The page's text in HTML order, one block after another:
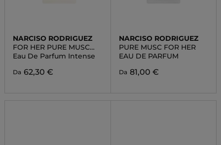
NARCISO RODRIGUEZ
FOR HER PURE MUSC
BLANC
Eau De Parfum Intense
Da 62,30 €
NARCISO RODRIGUEZ
PURE MUSC FOR HER
EAU DE PARFUM
Da 81,00 €